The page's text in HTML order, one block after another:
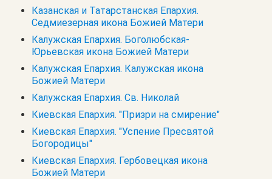
Казанская и Татарстанская Епархия.
Седмиезерная икона Божией Матери
Калужская Епархия. Боголюбская-
Юрьевская икона Божией Матери
Калужская Епархия. Калужская икона
Божией Матери
Калужская Епархия. Св. Николай
Киевская Епархия. "Призри на смирение"
Киевская Епархия. "Успение Пресвятой
Богородицы"
Киевская Епархия. Гербовецкая икона
Божией Матери